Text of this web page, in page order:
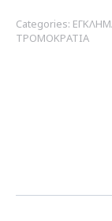
Categories:
ΤΡΟΜΟΚΡΑΤΙΑ